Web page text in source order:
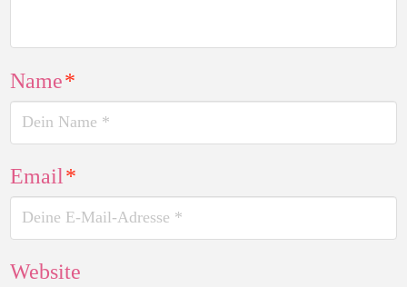
Name*
Email*
Website